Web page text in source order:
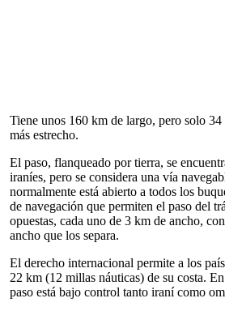
Tiene unos 160 km de largo, pero solo
más estrecho.
El paso, flanqueado por tierra, se
iraníes, pero se considera una vía
normalmente está abierto a todos los
de navegación que permiten el paso del
opuestas, cada uno de 3 km de ancho,
ancho que los separa.
El derecho internacional permite a los
22 km (12 millas náuticas) de su costa.
paso está bajo control tanto iraní como